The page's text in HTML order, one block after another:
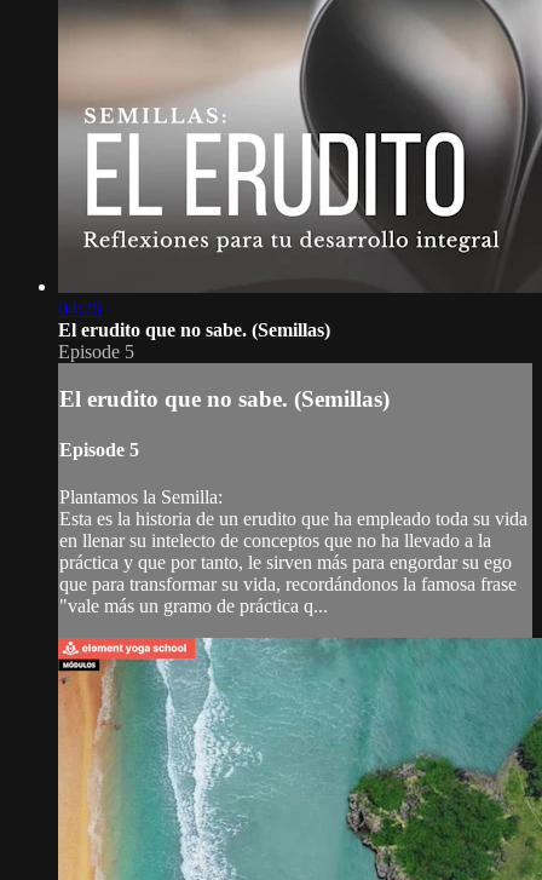
04:26
El erudito que no sabe. (Semillas)
Episode 5
El erudito que no sabe. (Semillas)
Episode 5
Plantamos la Semilla:
Esta es la historia de un erudito que ha empleado toda su vida
en llenar su intelecto de conceptos que no ha llevado a la
práctica y que por tanto, le sirven más para engordar su ego
que para transformar su vida, recordándonos la famosa frase
"vale más un gramo de práctica q...